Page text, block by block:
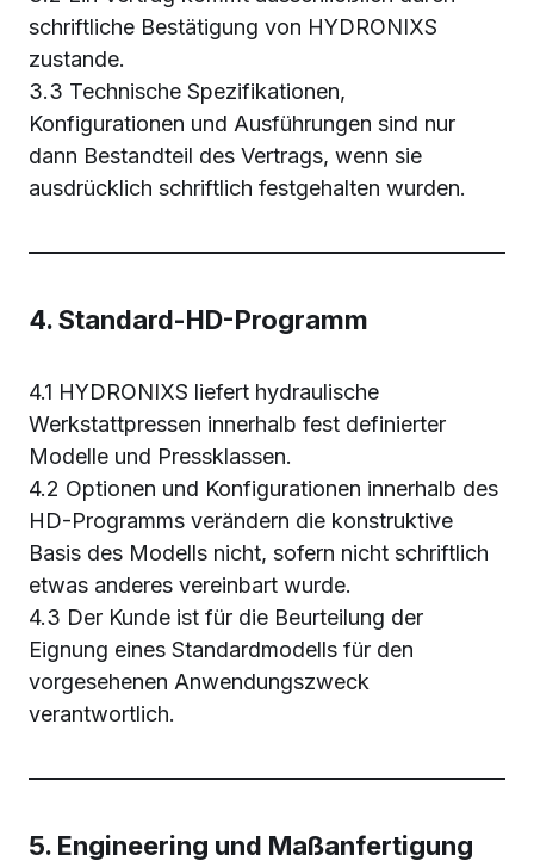
schriftliche Bestätigung von HYDRONIXS
zustande.
3.3 Technische Spezifikationen,
Konfigurationen und Ausführungen sind nur
dann Bestandteil des Vertrags, wenn sie
ausdrücklich schriftlich festgehalten wurden.
4. Standard-HD-Programm
4.1 HYDRONIXS liefert hydraulische
Werkstattpressen innerhalb fest definierter
Modelle und Pressklassen.
4.2 Optionen und Konfigurationen innerhalb des
HD-Programms verändern die konstruktive
Basis des Modells nicht, sofern nicht schriftlich
etwas anderes vereinbart wurde.
4.3 Der Kunde ist für die Beurteilung der
Eignung eines Standardmodells für den
vorgesehenen Anwendungszweck
verantwortlich.
5. Engineering und Maßanfertigung